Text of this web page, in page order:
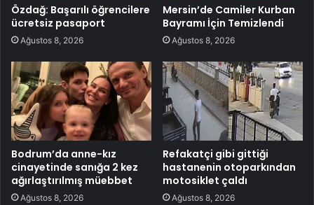
Özdağ: Başarılı öğrencilere
ücretsiz pasaport
Ağustos 8, 2026
Mersin’de Camiler Kurban
Bayramı İçin Temizlendi
Ağustos 8, 2026
Bodrum’da anne-kız
cinayetinde sanığa 2 kez
ağırlaştırılmış müebbet
Ağustos 8, 2026
Refakatçi gibi gittiği
hastanenin otoparkından
motosiklet çaldı
Ağustos 8, 2026